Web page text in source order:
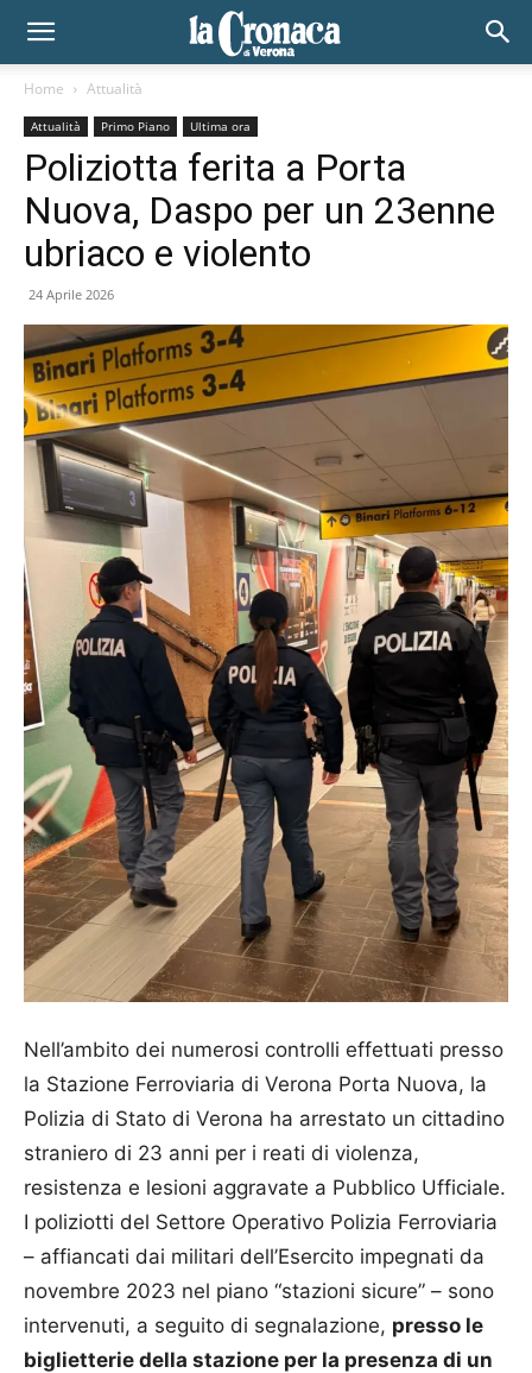
Home Attualità
Attualità Primo Piano Ultima ora
Poliziotta ferita a Porta
Nuova, Daspo per un 23enne
ubriaco e violento
24 Aprile 2026
Nell’ambito dei numerosi controlli effettuati presso
la Stazione Ferroviaria di Verona Porta Nuova, la
Polizia di Stato di Verona ha arrestato un cittadino
straniero di 23 anni per i reati di violenza,
resistenza e lesioni aggravate a Pubblico Ufficiale.
I poliziotti del Settore Operativo Polizia Ferroviaria
– affiancati dai militari dell’Esercito impegnati da
novembre 2023 nel piano “stazioni sicure” – sono
intervenuti, a seguito di segnalazione, presso le
biglietterie della stazione per la presenza di un